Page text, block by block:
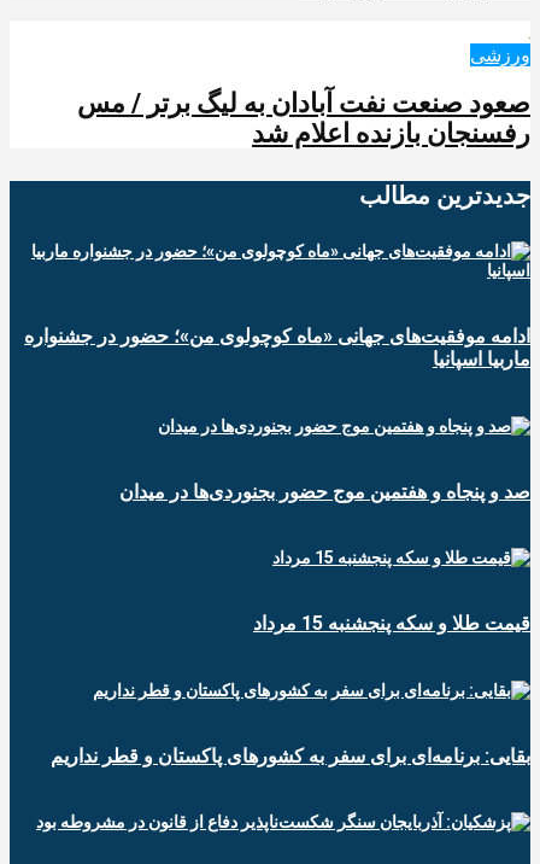
ورزشی
صعود صنعت نفت آبادان به لیگ برتر / مس
رفسنجان بازنده اعلام شد
جدیدترین‌ مطالب
ادامه موفقیت‌های جهانی «ماه کوچولوی من»؛ حضور در جشنواره
ماربیا اسپانیا
صد و پنجاه و هفتمین موج حضور بجنوردی‌ها در میدان
قیمت طلا و سکه پنجشنبه 15 مرداد
بقایی: برنامه‌ای برای سفر به کشورهای پاکستان و قطر نداریم